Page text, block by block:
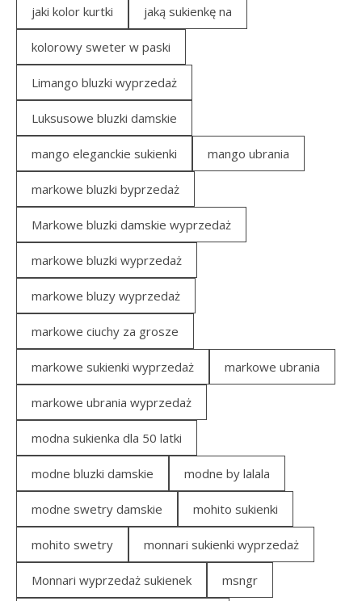
jaki kolor kurtki jaką sukienkę na
kolorowy sweter w paski
Limango bluzki wyprzedaż
Luksusowe bluzki damskie
mango eleganckie sukienki mango ubrania
markowe bluzki byprzedaż
Markowe bluzki damskie wyprzedaż
markowe bluzki wyprzedaż
markowe bluzy wyprzedaż
markowe ciuchy za grosze
markowe sukienki wyprzedaż markowe ubrania
markowe ubrania wyprzedaż
modna sukienka dla 50 latki
modne bluzki damskie modne by lalala
modne swetry damskie mohito sukienki
mohito swetry monnari sukienki wyprzedaż
Monnari wyprzedaż sukienek msngr